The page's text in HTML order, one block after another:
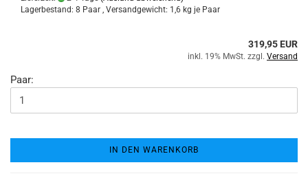
Lagerbestand: 8 Paar , Versandgewicht: 1,6 kg je Paar
319,95 EUR
inkl. 19% MwSt. zzgl. Versand
Paar:
IN DEN WARENKORB